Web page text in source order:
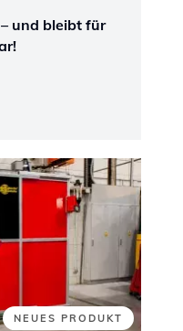
und bleibt für
NEUES PRODUKT